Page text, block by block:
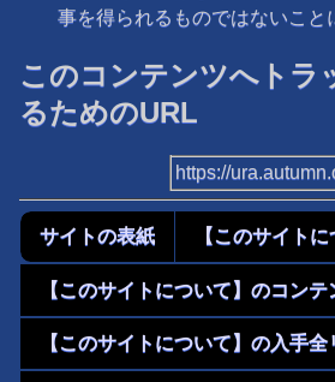
事を得られるものではないこと
このコンテンツへトラ
るためのURL
https://
サイトの表紙 【このサイト
【このサイトについて】のコンテ
【このサイトについて】の入手全